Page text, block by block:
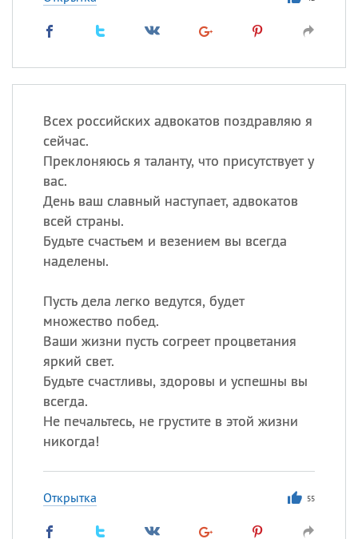
Всех российских адвокатов поздравляю я
сейчас.
Преклоняюсь я таланту, что присутствует у
вас.
День ваш славный наступает, адвокатов
всей страны.
Будьте счастьем и везением вы всегда
наделены.
Пусть дела легко ведутся, будет
множество побед.
Ваши жизни пусть согреет процветания
яркий свет.
Будьте счастливы, здоровы и успешны вы
всегда.
Не печальтесь, не грустите в этой жизни
никогда!
Открытка 55